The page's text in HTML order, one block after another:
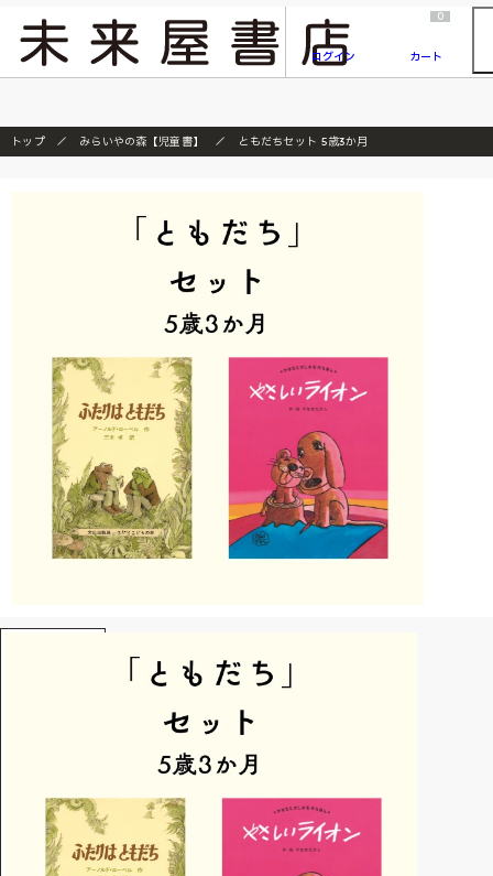
『ONE PIECE magazine 021 ONE PIECEカード付き同梱版』発売延期のご案内
ログイン
0
カート
トップ みらいやの森【児童書】 ともだちセット 5歳3か月